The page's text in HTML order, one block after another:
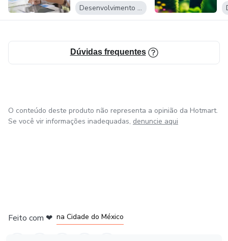
Desenvolvimento Pessoal
Dúvidas frequentes
O conteúdo deste produto não representa a opinião da Hotmart.
Se você vir informações inadequadas, denuncie aqui
Feito com ❤ na Cidade do México